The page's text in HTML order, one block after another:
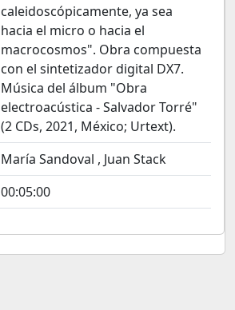
caleidoscópicamente, ya sea
hacia el micro o hacia el
macrocosmos". Obra compuesta
con el sintetizador digital DX7.
Música del álbum "Obra
electroacústica - Salvador Torré"
(2 CDs, 2021, México; Urtext).
María Sandoval , Juan Stack
00:05:00